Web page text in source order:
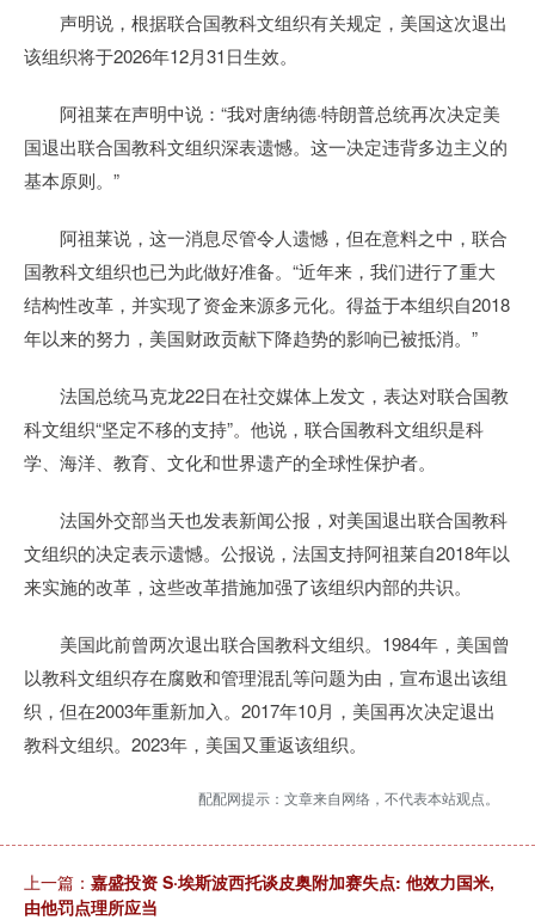
声明说，根据联合国教科文组织有关规定，美国这次退出
该组织将于2026年12月31日生效。
阿祖莱在声明中说：“我对唐纳德·特朗普总统再次决定美
国退出联合国教科文组织深表遗憾。这一决定违背多边主义的
基本原则。”
阿祖莱说，这一消息尽管令人遗憾，但在意料之中，联合
国教科文组织也已为此做好准备。“近年来，我们进行了重大
结构性改革，并实现了资金来源多元化。得益于本组织自2018
年以来的努力，美国财政贡献下降趋势的影响已被抵消。”
法国总统马克龙22日在社交媒体上发文，表达对联合国教
科文组织“坚定不移的支持”。他说，联合国教科文组织是科
学、海洋、教育、文化和世界遗产的全球性保护者。
法国外交部当天也发表新闻公报，对美国退出联合国教科
文组织的决定表示遗憾。公报说，法国支持阿祖莱自2018年以
来实施的改革，这些改革措施加强了该组织内部的共识。
美国此前曾两次退出联合国教科文组织。1984年，美国曾
以教科文组织存在腐败和管理混乱等问题为由，宣布退出该组
织，但在2003年重新加入。2017年10月，美国再次决定退出
教科文组织。2023年，美国又重返该组织。
配配网提示：文章来自网络，不代表本站观点。
上一篇： 嘉盛投资 S·埃斯波西托谈皮奥附加赛失点: 他效力国米,
由他罚点理所应当